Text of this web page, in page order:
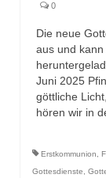
0
Die neue
aus und
Juni 2025
göttliche
hören wir in
Erstkommunion
Gottesdienste